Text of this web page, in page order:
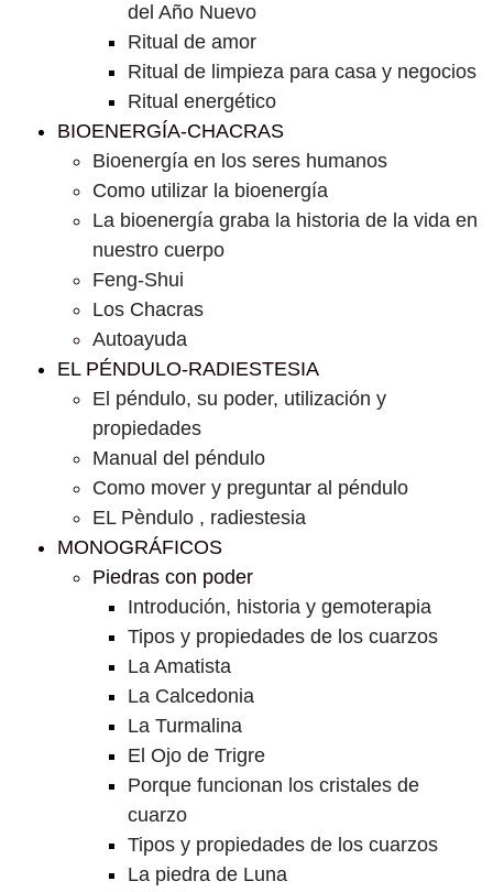
del Año Nuevo
Ritual de amor
Ritual de limpieza para casa y negocios
Ritual energético
BIOENERGÍA-CHACRAS
Bioenergía en los seres humanos
Como utilizar la bioenergía
La bioenergía graba la historia de la vida en
nuestro cuerpo
Feng-Shui
Los Chacras
Autoayuda
EL PÉNDULO-RADIESTESIA
El péndulo, su poder, utilización y
propiedades
Manual del péndulo
Como mover y preguntar al péndulo
EL Pèndulo , radiestesia
MONOGRÁFICOS
Piedras con poder
Introdución, historia y gemoterapia
Tipos y propiedades de los cuarzos
La Amatista
La Calcedonia
La Turmalina
El Ojo de Trigre
Porque funcionan los cristales de
cuarzo
Tipos y propiedades de los cuarzos
La piedra de Luna